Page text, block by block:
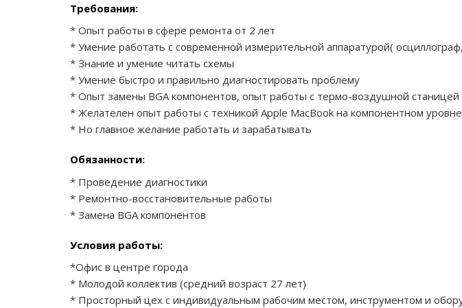
Требования:
* Опыт работы в сфере ремонта от 2 лет
* Умение работать с современной измерительной аппаратурой(
* Знание и умение читать схемы
* Умение быстро и правильно диагностировать проблему
* Опыт замены BGA компонентов, опыт работы с термо-воздушной станицей
* Желателен опыт работы с техникой Apple MacBook на компонентном уровне
* Но главное желание работать и зарабатывать
Обязанности:
* Проведение диагностики
* Ремонтно-восстановительные работы
* Замена BGA компонентов
Условия работы:
*Офис в центре города
* Молодой коллектив (средний возраст 27 лет)
* Просторный цех с индивидуальным рабочим местом, инструментом и